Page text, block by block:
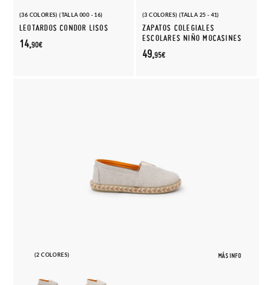
(36 COLORES) (TALLA 000 - 16)
LEOTARDOS CONDOR LISOS
14,90€
(3 COLORES) (TALLA 25 - 41)
ZAPATOS COLEGIALES
ESCOLARES NIÑO MOCASINES
49,95€
(2 COLORES) MÁS INFO